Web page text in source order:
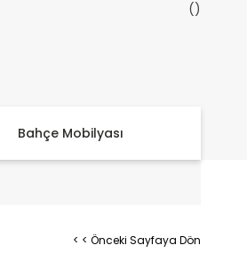
Bahçe Mobilyası
< < Önceki Sayfaya Dön